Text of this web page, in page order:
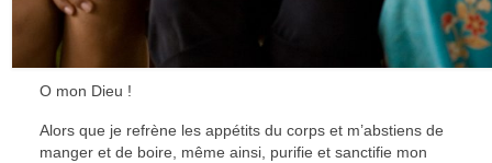
O mon Dieu !
Alors que je refrène les appétits du corps et m’abstiens de
manger et de boire, même ainsi, purifie et sanctifie mon